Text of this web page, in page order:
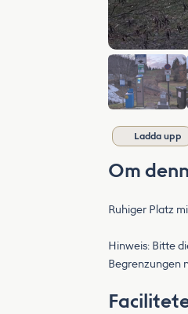
Ladda upp
Om
Ruhiger Platz
Hinweis: Bitte
Begrenzungen